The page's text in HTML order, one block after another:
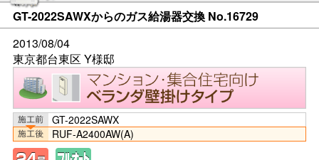
GT-2022SAWXからのガス給湯器交換 No.16729
2013/08/04
東京都台東区 Y様邸
GT-2022SAWX
RUF-A2400AW(A)